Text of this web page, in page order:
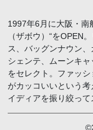
1997年6月に大阪・南
（ザボウ）“をOPEN
ス、バッグンナウン
シェンテ、ムーンキ
をセレクト。ファッ
がカッコいいという
イディアを振り絞って